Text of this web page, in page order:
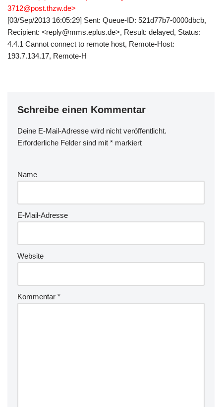
3712@post.thzw.de>
[03/Sep/2013 16:05:29] Sent: Queue-ID: 521d77b7-0000dbcb,
Recipient: <reply@mms.eplus.de>, Result: delayed, Status:
4.4.1 Cannot connect to remote host, Remote-Host:
193.7.134.17, Remote-H
Schreibe einen Kommentar
Deine E-Mail-Adresse wird nicht veröffentlicht.
Erforderliche Felder sind mit * markiert
Name
E-Mail-Adresse
Website
Kommentar *